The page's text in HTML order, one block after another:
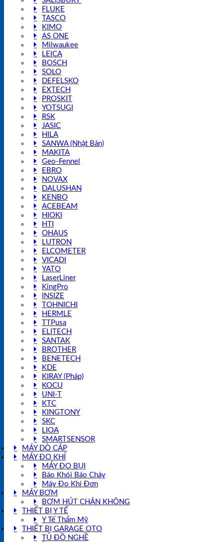
FLUKE
TASCO
KIMO
AS ONE
Milwaukee
LEICA
BOSCH
SOLO
DEFELSKO
EXTECH
PROSKIT
YOTSUGI
RSK
JASIC
HILA
SANWA (Nhật Bản)
MAKITA
Geo-Fennel
EBRO
NOVAX
DALUSHAN
KENBO
ACEBEAM
HIOKI
HTI
OHAUS
LUTRON
ELCOMETER
VICADI
YATO
LaserLiner
KingPro
INSIZE
TOHNICHI
HERMLE
TTPusa
ELITECH
SANTAK
BROTHER
BENETECH
KDE
KIRAY (Pháp)
KOCU
UNI-T
KTC
KINGTONY
SKC
LIOA
SMARTSENSOR
MÁY DÒ CÁP
MÁY ĐO KHÍ
MÁY ĐO BỤI
Báo Khói Báo Cháy
Máy Đo Khí Đơn
MÁY BƠM
BƠM HÚT CHÂN KHÔNG
THIẾT BỊ Y TẾ
Y Tế Thẩm Mỹ
THIẾT BỊ GARAGE OTO
TỦ ĐỒ NGHỀ